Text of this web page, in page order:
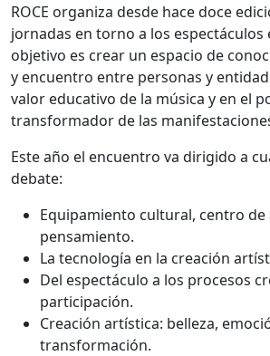
ROCE organiza desde hace doce
jornadas en torno a los espectáculos
objetivo es crear un espacio de
y encuentro entre personas y
valor educativo de la música y en el
transformador de las
Este año el encuentro va dirigido a
debate:
Equipamiento cultural, centro de
pensamiento.
La tecnología en la creación
Del espectáculo a los procesos
participación.
Creación artística: belleza,
transformación.